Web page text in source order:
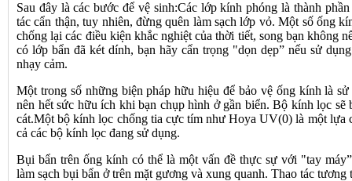
Sau đây là các bước để vệ sinh:Các lớp kính phóng là thành
tác cẩn thận, tuy nhiên, đừng quên làm sạch lớp vỏ. Một số ống
chống lại các điều kiện khắc nghiệt của thời tiết, song bạn không
có lớp bẩn đã két dính, bạn hãy cẩn trọng "dọn dẹp” nếu sử
nhạy cảm.
Một trong số những biện pháp hữu hiệu để bảo vệ ống kính là
nên hết sức hữu ích khi bạn chụp hình ở gần biển. Bộ kính lọc
cát.Một bộ kính lọc chống tia cực tím như Hoya UV(0) là một lựa
cả các bộ kính lọc đang sử dụng.
Bụi bẩn trên ống kính có thể là một vấn đề thực sự với "tay
làm sạch bụi bẩn ở trên mặt gương và xung quanh. Thao tác